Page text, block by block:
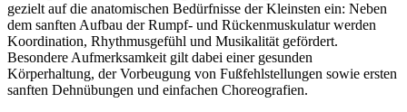
gezielt auf die anatomischen Bedürfnisse der Kleinsten ein: Neben
dem sanften Aufbau der Rumpf- und Rückenmuskulatur werden
Koordination, Rhythmusgefühl und Musikalität gefördert.
Besondere Aufmerksamkeit gilt dabei einer gesunden
Körperhaltung, der Vorbeugung von Fußfehlstellungen sowie ersten
sanften Dehnübungen und einfachen Choreografien.